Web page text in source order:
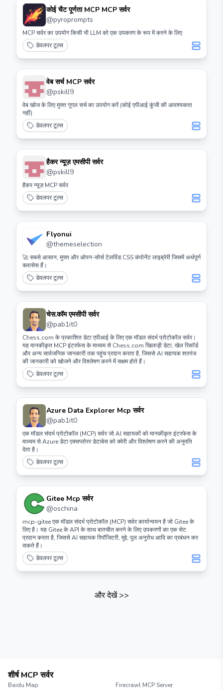
कोई चैट पूर्णता MCP MCP सर्वर
@pyroprompts
MCP सर्वर का उपयोग किसी भी LLM को एक उपकरण के रूप में करने के लिए
डेवलपर टूल्स
वेब सर्च MCP सर्वर
@pskill9
वेब खोज के लिए मुफ्त गूगल सर्च का उपयोग करें (कोई एपीआई कुंजी की आवश्यकता
नहीं)
डेवलपर टूल्स
हैकर न्यूज़ एमसीपी सर्वर
@pskill9
हैकर न्यूज़ MCP सर्वर
डेवलपर टूल्स
Flyonui
@themeselection
🚀 सबसे आसान, मुफ्त और ओपन-सोर्स टेलविंड CSS कंपोनेंट लाइब्रेरी जिसमें अर्थपूर्ण
क्लासेस हैं।
डेवलपर टूल्स
चेस.कॉम एमसीपी सर्वर
@pab1it0
Chess.com के प्रकाशित डेटा एपीआई के लिए एक मॉडल संदर्भ प्रोटोकॉल सर्वर।
यह मानकीकृत MCP इंटरफेस के माध्यम से Chess.com खिलाड़ी डेटा, खेल रिकॉर्ड
और अन्य सार्वजनिक जानकारी तक पहुंच प्रदान करता है, जिससे AI सहायक शतरंज
की जानकारी को खोजने और विश्लेषण करने में सक्षम होते हैं।
डेवलपर टूल्स
Azure Data Explorer Mcp सर्वर
@pab1it0
एक मॉडल संदर्भ प्रोटोकॉल (MCP) सर्वर जो AI सहायकों को मानकीकृत इंटरफेस के
माध्यम से Azure डेटा एक्सप्लोरर डेटाबेस को क्वेरी और विश्लेषण करने की अनुमति
देता है।
डेवलपर टूल्स
Gitee Mcp सर्वर
@oschina
mcp-gitee एक मॉडल संदर्भ प्रोटोकॉल (MCP) सर्वर कार्यान्वयन है जो Gitee के
लिए है। यह Gitee के API के साथ बातचीत करने के लिए उपकरणों का एक सेट
प्रदान करता है, जिससे AI सहायक रिपॉजिटरी, मुद्दे, पुल अनुरोध आदि का प्रबंधन कर
सकते हैं।
डेवलपर टूल्स
और देखें>>
शीर्ष MCP सर्वर
Baidu Map
Firecrawl MCP Server